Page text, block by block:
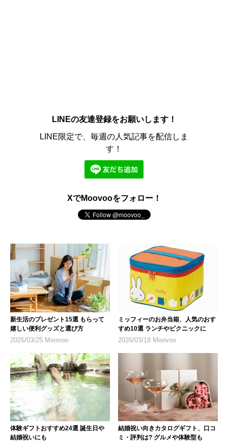
LINEの友達登録をお願いします！
LINE限定で、毎週の人気記事を配信しま
す！
XでMoovooをフォロー！
新生活のプレゼント15選 もらって
嬉しい便利グッズと選び方
2026/03/25 Moovoo
ミッフィーのお弁当箱、人気のおす
すめ10選 ランチやピクニックに
2026/03/18 Moovoo
体験ギフトおすすめ24選 誕生日や
結婚祝いにも
結婚祝い向きカタログギフト、口コ
ミ・評判は? グルメや体験型も